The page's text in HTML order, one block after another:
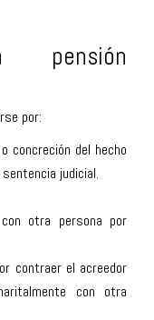
por:
concreción del hecho
judicial.
otra persona por
contraer el acreedor
con otra